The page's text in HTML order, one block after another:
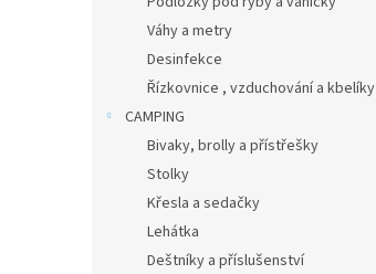
Váhy a metry
Desinfekce
Řízkovnice , vzduchování a kbelíky
CAMPING
Bivaky, brolly a přístřešky
Stolky
Křesla a sedačky
Lehátka
Deštníky a příslušenství